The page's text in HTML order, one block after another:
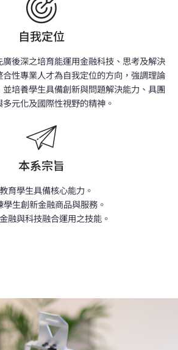
自我定位
後深之培育能運用金融科技、思考及解決
性專業人才為自我定位的方向，強調理論
培養學生具備創新與問題解決能力、具團
多元化及國際性視野的精神。
本系宗旨
育學生具備核心能力。
學生創新金融商品與服務。
融與科技融合運用之技能。